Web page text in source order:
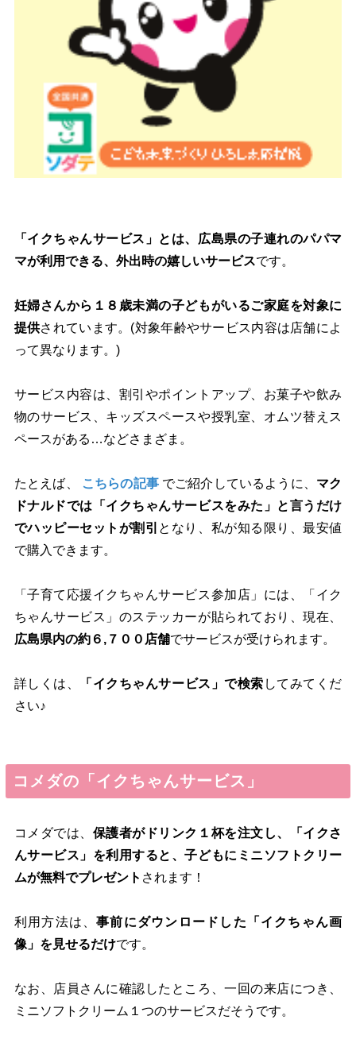
「イクちゃんサービス」とは、広島県の子連れのパパマ
マが利用できる、外出時の嬉しいサービスです。
妊婦さんから１８歳未満の子どもがいるご家庭を対象に
提供されています。(対象年齢やサービス内容は店舗によ
って異なります。)
サービス内容は、割引やポイントアップ、お菓子や飲み
物のサービス、キッズスペースや授乳室、オムツ替えス
ペースがある…などさまざま。
たとえば、 こちらの記事 でご紹介しているように、 マク
ドナルドでは「イクちゃんサービスをみた」と言うだけ
でハッピーセットが割引 となり、私が知る限り、最安値
で購入 できます。
「子育て応援イクちゃんサービス参加店」 には、
「イク
ちゃんサービス」のステッカーが貼られており、現在、
広島県内の約６,７００店舗でサービスが受けられます。
詳しくは、 「イクちゃんサービス」で検索 してみてくだ
さい♪
コメダの「イクちゃんサービス」
コメダでは、 保護者がドリンク１杯を注文し、「イクさ
んサービス」を利用すると、子どもにミニソフトクリー
ムが無料でプレゼント されます！
利用方法は、事前にダウンロードした「イクちゃん画
像」を見せるだけです。
なお、店員さんに確認したところ、一回の来店につき、
ミニソフトクリーム１つのサービスだそうです。